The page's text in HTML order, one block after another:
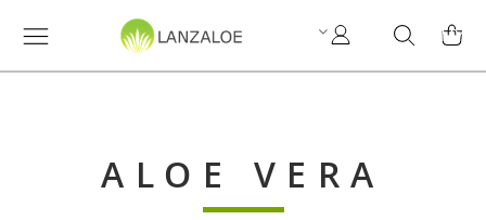
Cherchez
Mon
compte
MY
ALOE VERA